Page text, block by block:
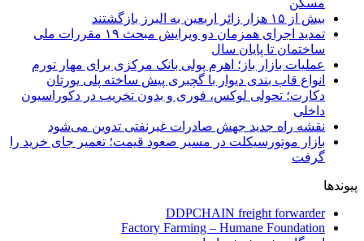
بیش از ۱۵ هزار زائر اربعین به البرز بازگشتند
تمدید اجرای همزمان دو ویرایش مبحث ۱۹ مقررات ملی
ساختمان تا پایان سال
عملیات بازار باز؛ اهرم پولی بانک مرکزی برای مهار تورم
انواع قاب بندی دیوار با گچبری پیش ساخته پلی یورتان
دکارت؛ تحولی لوکس، فوری و بدون تخریب در دکوراسیون
داخلی
نقشه راه جدید جهش صادرات غیرنفتی تدوین می‌شود
بازار موتورسیکلت در مسیر صعود قیمت؛ تعمیر جای خرید را
گرفت
پیوندها
DDPCHAIN freight forwarder
Factory Farming – Humane Foundation